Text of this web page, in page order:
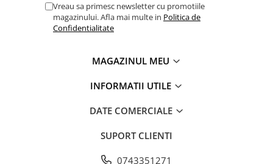
Vreau sa primesc newsletter cu promotiile
magazinului. Afla mai multe in Politica de
Confidentialitate
MAGAZINUL MEU
INFORMATII UTILE
DATE COMERCIALE
SUPORT CLIENTI
0743351271